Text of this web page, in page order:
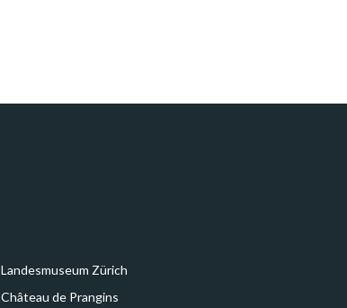
Landesmuseum Zürich
Château de Prangins